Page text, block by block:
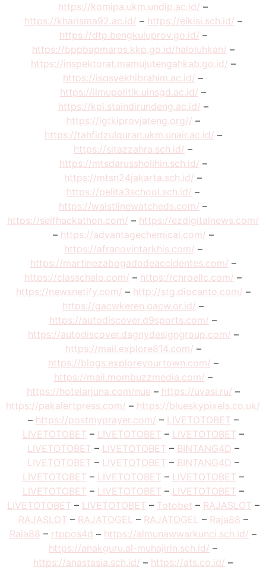
https://komipa.ukm.undip.ac.id/ –
https://kharisma92.ac.id/ – https://elkisi.sch.id/ –
https://dtp.bengkuluprov.go.id/ –
https://bppbapmaros.kkp.go.id/haloluhkan/ –
https://inspektorat.mamujutengahkab.go.id/ –
https://isqsyekhibrahim.ac.id/ –
https://ilmupolitik.uinsgd.ac.id/ –
https://kpi.staindirundeng.ac.id/ –
https://igtkiprovjateng.org// –
https://tahfidzulquran.ukm.unair.ac.id/ –
https://sitazzahra.sch.id/ –
https://mtsdarussholihin.sch.id/ –
https://mtsn24jakarta.sch.id/ –
https://pelita3school.sch.id/ –
https://waistlinewatcheds.com/ –
https://selfhackathon.com/ – https://ezdigitalnews.com/
– https://advantagechemical.com/ –
https://afranovintarkhis.com/ –
https://martinezabogadodeaccidentes.com/ –
https://classchalo.com/ – https://chroellc.com/ –
https://newsnetify.com/ – http://stg.diocanto.com/ –
https://gacwkeren.gacw.or.id/ –
https://autodiscover.d9sports.com/ –
https://autodiscover.dagnydesigngroup.com/ –
https://mail.explore814.com/ –
https://blogs.exploreyourtown.com/ –
https://mail.mombuzzmedia.com/ –
https://hotelarjuna.com/nue – https://uvasi.ru/ –
https://pakalertpress.com/ – https://blueskypixels.co.uk/
– https://postmyprayer.com/ – LIVETOTOBET –
LIVETOTOBET – LIVETOTOBET – LIVETOTOBET –
LIVETOTOBET – LIVETOTOBET – BINTANG4D –
LIVETOTOBET – LIVETOTOBET – BINTANG4D –
LIVETOTOBET – LIVETOTOBET – LIVETOTOBET –
LIVETOTOBET – LIVETOTOBET – LIVETOTOBET –
LIVETOTOBET – LIVETOTOBET – Totobet – RAJASLOT –
RAJASLOT – RAJATOGEL – RAJATOGEL – Raja88 –
Raja88 – rtppos4d – https://almunawwarkunci.sch.id/ –
https://anakguru.al-muhajirin.sch.id/ –
https://anastasia.sch.id/ – https://ats.co.id/ –